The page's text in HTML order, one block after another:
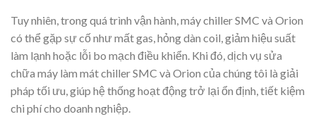
Tuy nhiên, trong quá trình vận hành, máy chiller SMC và Orion
có thể gặp sự cố như mất gas, hỏng dàn coil, giảm hiệu suất
làm lạnh hoặc lỗi bo mạch điều khiển. Khi đó, dịch vụ sửa
chữa máy làm mát chiller SMC và Orion của chúng tôi là giải
pháp tối ưu, giúp hệ thống hoạt động trở lại ổn định, tiết kiệm
chi phí cho doanh nghiệp.